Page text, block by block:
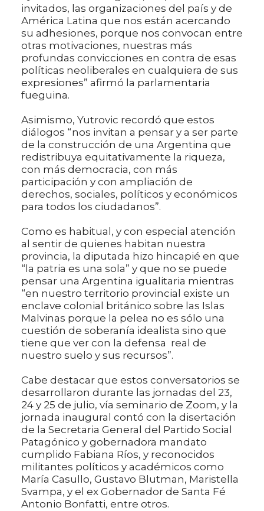
invitados, las organizaciones del país y de
América Latina que nos están acercando
su adhesiones, porque nos convocan entre
otras motivaciones, nuestras más
profundas convicciones en contra de esas
políticas neoliberales en cualquiera de sus
expresiones” afirmó la parlamentaria
fueguina.
Asimismo, Yutrovic recordó que estos
diálogos “nos invitan a pensar y a ser parte
de la construcción de una Argentina que
redistribuya equitativamente la riqueza,
con más democracia, con más
participación y con ampliación de
derechos, sociales, políticos y económicos
para todos los ciudadanos”.
Como es habitual, y con especial atención
al sentir de quienes habitan nuestra
provincia, la diputada hizo hincapié en que
“la patria es una sola” y que no se puede
pensar una Argentina igualitaria mientras
“en nuestro territorio provincial existe un
enclave colonial británico sobre las Islas
Malvinas porque la pelea no es sólo una
cuestión de soberanía idealista sino que
tiene que ver con la defensa real de
nuestro suelo y sus recursos”.
Cabe destacar que estos conversatorios se
desarrollaron durante las jornadas del 23,
24 y 25 de julio, vía seminario de Zoom, y la
jornada inaugural contó con la disertación
de la Secretaria General del Partido Social
Patagónico y gobernadora mandato
cumplido Fabiana Ríos, y reconocidos
militantes políticos y académicos como
María Casullo, Gustavo Blutman, Maristella
Svampa, y el ex Gobernador de Santa Fé
Antonio Bonfatti, entre otros.